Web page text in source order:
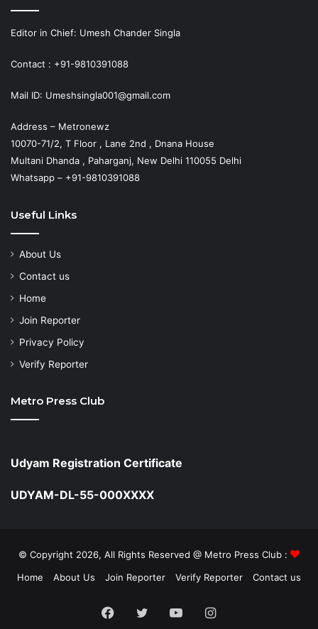
Editor in Chief: Umesh Chander Singla
Contact : +91-9810391088
Mail ID: Umeshsingla001@gmail.com
Address – Metronewz
10070-71/2, T Floor , Lane 2nd , Dnana House
Multani Dhanda , Paharganj, New Delhi 110055 Delhi
Whatsapp – +91-9810391088
Useful Links
About Us
Contact us
Home
Join Reporter
Privacy Policy
Verify Reporter
Metro Press Club
Udyam Registration Certificate
UDYAM-DL-55-000XXXX
© Copyright 2026, All Rights Reserved @ Metro Press Club :
Home
About Us Join Reporter Verify Reporter Contact us
Facebook
TwitterYouTubeInstagram